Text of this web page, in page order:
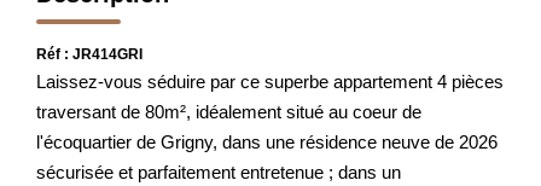
Réf : JR414GRI
Laissez-vous séduire par ce superbe appartement 4 pièces
traversant de 80m², idéalement situé au coeur de
l'écoquartier de Grigny, dans une résidence neuve de 2026
sécurisée et parfaitement entretenue ; dans un